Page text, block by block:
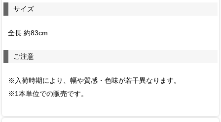
サイズ
全長 約83cm
ご注意
※入荷時期により、幅や質感・色味が若干異なります。
※1本単位での販売です。